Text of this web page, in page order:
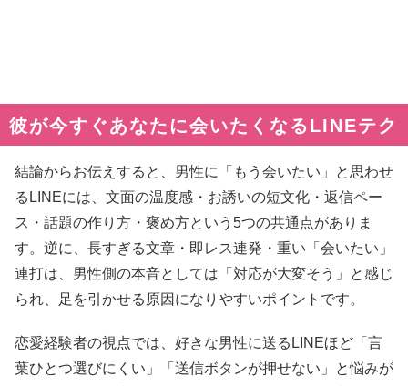
彼が今すぐあなたに会いたくなるLINEテク
結論からお伝えすると、男性に「もう会いたい」と思わせ
るLINEには、文面の温度感・お誘いの短文化・返信ペー
ス・話題の作り方・褒め方という5つの共通点がありま
す。逆に、長すぎる文章・即レス連発・重い「会いたい」
連打は、男性側の本音としては「対応が大変そう」と感じ
られ、足を引かせる原因になりやすいポイントです。
恋愛経験者の視点では、好きな男性に送るLINEほど「言
葉ひとつ選びにくい」「送信ボタンが押せない」と悩みが